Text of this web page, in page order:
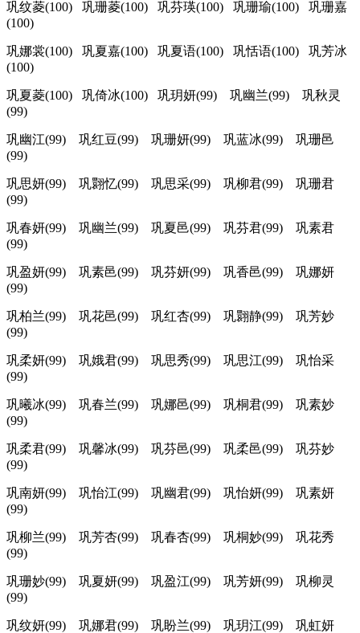
巩纹菱(100) 巩珊菱(100) 巩芬瑛(100) 巩珊瑜(100) 巩珊嘉
(100)
巩娜裳(100) 巩夏嘉(100) 巩夏语(100) 巩恬语(100) 巩芳冰
(100)
巩夏菱(100) 巩倚冰(100) 巩玥妍(99) 巩幽兰(99) 巩秋灵
(99)
巩幽江(99) 巩红豆(99) 巩珊妍(99) 巩蓝冰(99) 巩珊邑
(99)
巩思妍(99) 巩翾忆(99) 巩思采(99) 巩柳君(99) 巩珊君
(99)
巩春妍(99) 巩幽兰(99) 巩夏邑(99) 巩芬君(99) 巩素君
(99)
巩盈妍(99) 巩素邑(99) 巩芬妍(99) 巩香邑(99) 巩娜妍
(99)
巩柏兰(99) 巩花邑(99) 巩红杏(99) 巩翾静(99) 巩芳妙
(99)
巩柔妍(99) 巩娥君(99) 巩思秀(99) 巩思江(99) 巩怡采
(99)
巩曦冰(99) 巩春兰(99) 巩娜邑(99) 巩桐君(99) 巩素妙
(99)
巩柔君(99) 巩馨冰(99) 巩芬邑(99) 巩柔邑(99) 巩芬妙
(99)
巩南妍(99) 巩怡江(99) 巩幽君(99) 巩怡妍(99) 巩素妍
(99)
巩柳兰(99) 巩芳杏(99) 巩春杏(99) 巩桐妙(99) 巩花秀
(99)
巩珊妙(99) 巩夏妍(99) 巩盈江(99) 巩芳妍(99) 巩柳灵
(99)
巩纹妍(99) 巩娜君(99) 巩盼兰(99) 巩玥江(99) 巩虹妍